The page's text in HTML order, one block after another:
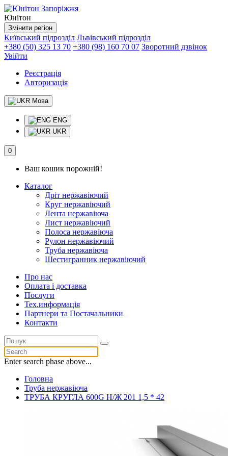
Юнітон
Змінити регіон
Київський підрозділ Львівський підрозділ
+380 (50) 325 13 70 +380 (98) 160 70 07 Зворотний дзвінок
Увійти
Реєстрація
Авторизація
Мова
ENG
UKR
0
Ваш кошик порожній!
Каталог
Дріт нержавіючий
Круг нержавіючий
Лента нержавіюча
Лист нержавіючий
Полоса нержавіюча
Рулон нержавіючий
Труба нержавіюча
Шестигранник нержавіючий
Про нас
Оплата і доставка
Послуги
Тех.информацiя
Партнери та Постачальники
Контакти
Enter search phase above...
Головна
Труба нержавіюча
ТРУБА КРУГЛА 600G Н/Ж 201 1,5 * 42